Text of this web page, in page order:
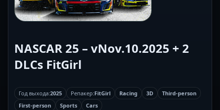
NASCAR 25 – vNov.10.2025 + 2
DLCs FitGirl
Год выхода:2025 Репакер:FitGirl Racing 3D
Third-person
First-person
Sports Cars